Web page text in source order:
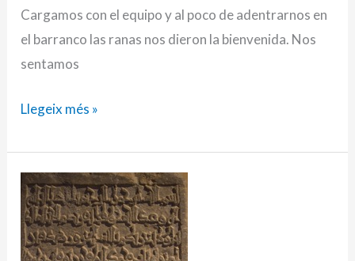
Cargamos con el equipo y al poco de adentrarnos en
el barranco las ranas nos dieron la bienvenida. Nos
sentamos
Llegeix més »
06/01/2009
–
La
leyenda